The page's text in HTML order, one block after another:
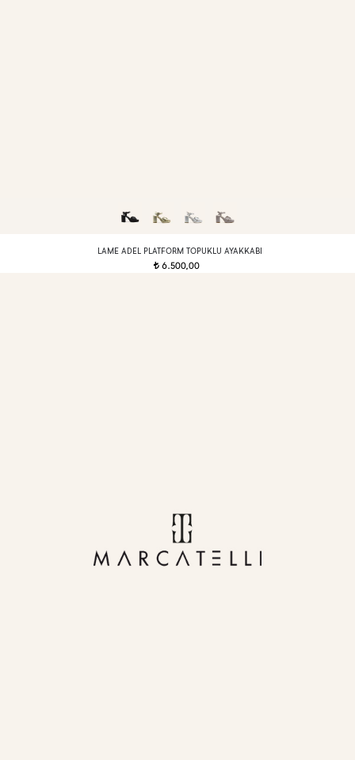
LAME ADEL PLATFORM TOPUKLU AYAKKABI
t 6.500,00